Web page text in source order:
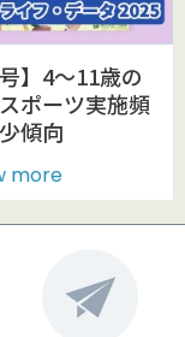
号】4～11歳の
ポーツ実施頻
傾向
more